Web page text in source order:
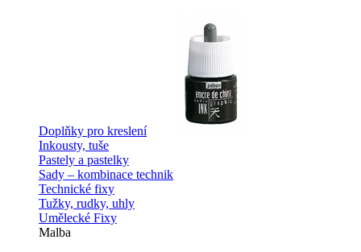
Doplňky pro kreslení
Inkousty, tuše
Pastely a pastelky
Sady – kombinace technik
Technické fixy
Tužky, rudky, uhly
Umělecké Fixy
Malba